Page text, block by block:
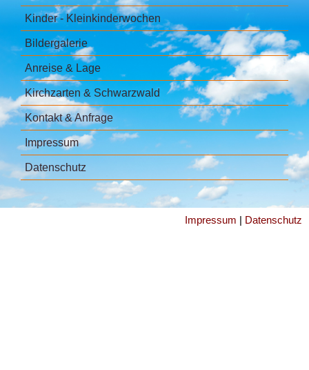
Kinder - Kleinkinderwochen
Bildergalerie
Anreise & Lage
Kirchzarten & Schwarzwald
Kontakt & Anfrage
Impressum
Datenschutz
Impressum Datenschutz